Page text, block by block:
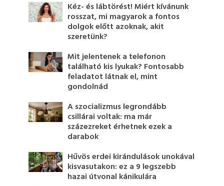
Kéz- és lábtörést! Miért kívánunk
rosszat, mi magyarok a fontos
dolgok előtt azoknak, akit
szeretünk?
Mit jelentenek a telefonon
található kis lyukak? Fontosabb
feladatot látnak el, mint
gondolnád
A szocializmus legrondább
csillárai voltak: ma már
százezreket érhetnek ezek a
darabok
Hűvös erdei kirándulások unokával
kisvasutakon: ez a 9 legszebb
hazai útvonal kánikulára